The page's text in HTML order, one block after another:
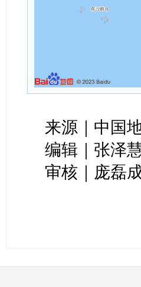
来源｜中国
编辑｜张泽
审核｜庞磊